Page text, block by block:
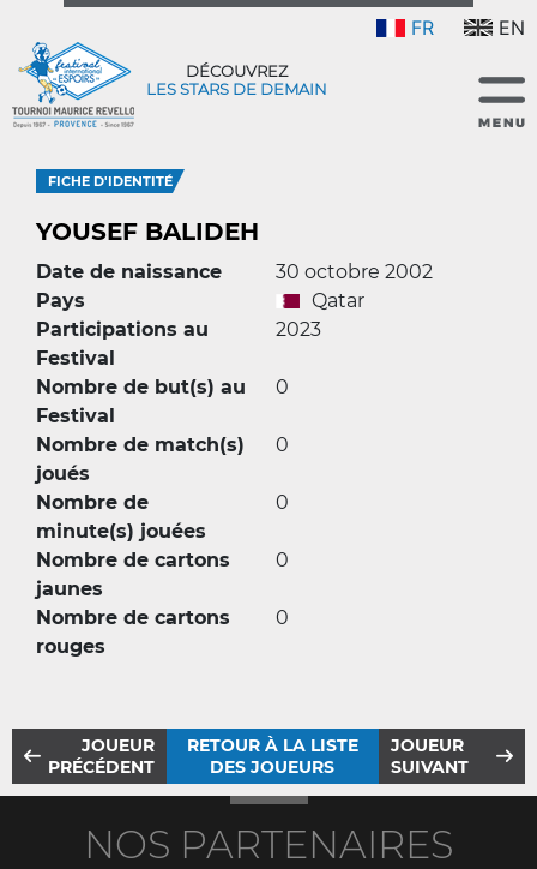
FR EN
DÉCOUVREZ
LES STARS DE DEMAIN
FICHE D'IDENTITÉ
YOUSEF BALIDEH
Date de naissance
30 octobre 2002
Pays
Qatar
Participations au
Festival
2023
Nombre de but(s) au
Festival
0
Nombre de match(s)
joués
0
Nombre de
minute(s) jouées
0
Nombre de cartons
jaunes
0
Nombre de cartons
rouges
0
JOUEUR
PRÉCÉDENT
RETOUR À LA LISTE
DES JOUEURS
JOUEUR
SUIVANT
NOS PARTENAIRES